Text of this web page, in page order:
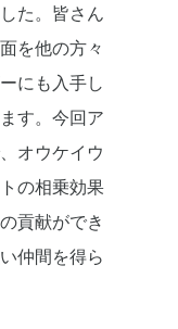
た。皆さん
を他の方々
にも入手し
す。今回ア
オウケイウ
の相乗効果
貢献ができ
仲間を得ら